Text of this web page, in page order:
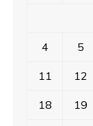
4 5
11 12
18 19